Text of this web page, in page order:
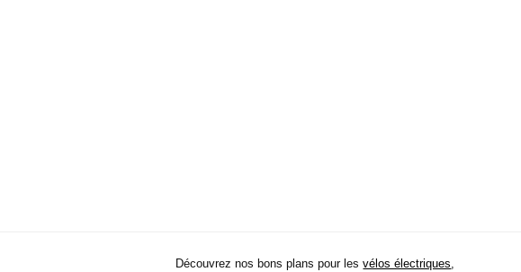
Découvrez nos bons plans pour lesvélos électriques,